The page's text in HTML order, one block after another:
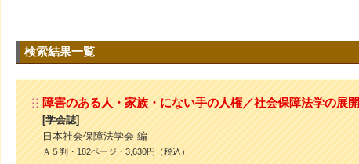
検索結果一覧
障害のある人・家族・にない手の人権／社会保障法学の展開
[学会誌]
日本社会保障法学会 編
Ａ５判・182ページ・3,630円（税込）